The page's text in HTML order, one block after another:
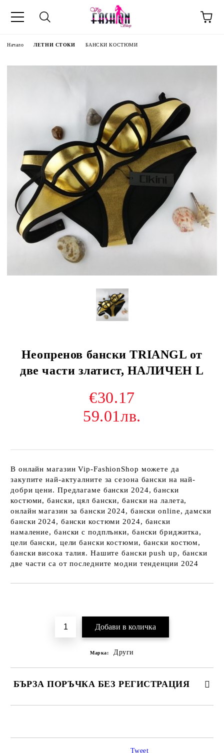
Начало ЛЕТНИ СТОКИ БАНСКИ КОСТЮМИ
Неопренов бански TRIANGL от
две части златист, НАЛИЧЕН L
€30.17
59.01лв.
В онлайн магазин Vip-FashionShop можете да
закупите най-актуалните за сезона бански на най-
добри цени. Предлагаме бански 2024, бански
костюми, бански, цял бански, бански на лалета,
онлайн магазин за бански 2024, бански online, дамски
бански 2024, бански костюми 2024, бански
намаление, бански с подплънки, бански бриджитка,
цели бански, цели бански костюми, бански костюм,
бански висока талия. Нашите бански push up, бански
две части са от последните модни тенденции 2024
Марка: Други
БЪРЗА ПОРЪЧКА БЕЗ РЕГИСТРАЦИЯ
Tweet